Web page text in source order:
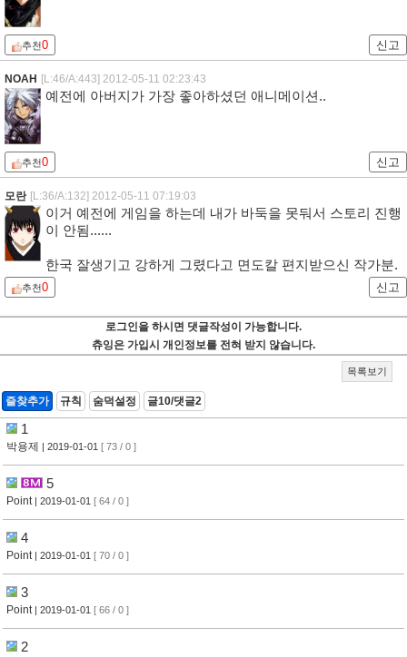
추천0 신고
NOAH [L:46/A:443] 2012-05-11 02:23:43
예전에 아버지가 가장 좋아하셨던 애니메이션..
추천0 신고
모란 [L:36/A:132] 2012-05-11 07:19:03
이거 예전에 게임을 하는데 내가 바둑을 못둬서 스토리 진행
이 안됨......
한국 잘생기고 강하게 그렸다고 면도칼 편지받으신 작가분.
추천0 신고
로그인을 하시면 댓글작성이 가능합니다.
츄잉은 가입시 개인정보를 전혀 받지 않습니다.
목록보기
즐찾추가 규칙 숨덕설정 글10/댓글2
1
박용제 | 2019-01-01 [ 73 / 0 ]
5
Point | 2019-01-01 [ 64 / 0 ]
4
Point | 2019-01-01 [ 70 / 0 ]
3
Point | 2019-01-01 [ 66 / 0 ]
2